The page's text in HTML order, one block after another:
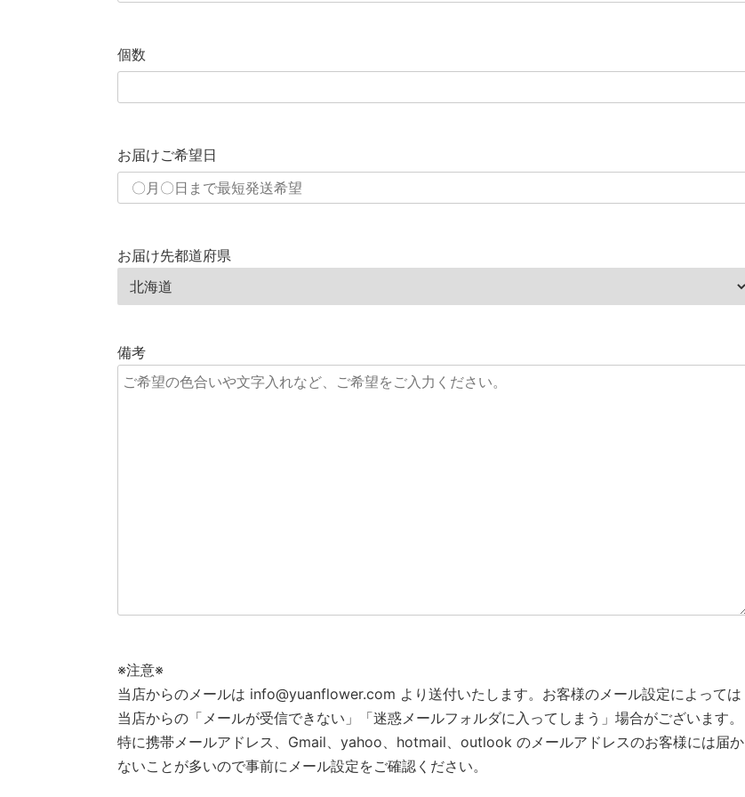
個数
お届けご希望日
お届け先都道府県
備考
※注意※
当店からのメールは info@yuanflower.com より送付いたします。お客様のメール設定によっては
当店からの「メールが受信できない」「迷惑メールフォルダに入ってしまう」場合がございます。
特に携帯メールアドレス、Gmail、yahoo、hotmail、outlook のメールアドレスのお客様には届か
ないことが多いので事前にメール設定をご確認ください。